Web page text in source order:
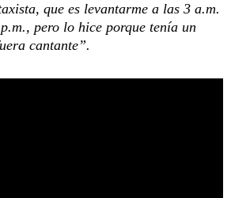
que es levantarme a las 3 a.m.
pero lo hice porque tenía un
cantante”.